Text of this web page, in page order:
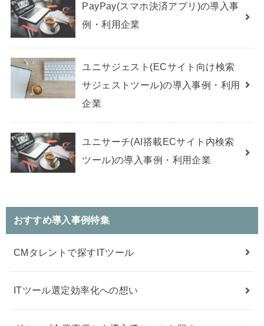
PayPay(スマホ決済アプリ)の導入事
例・利用企業
ユニサジェスト(ECサイト向け検索
サジェストツール)の導入事例・利用
企業
ユニサーチ(AI搭載ECサイト内検索
ツール)の導入事例・利用企業
おすすめ導入事例特集
CMタレントで探すITツール
ITツール選定効率化への想い